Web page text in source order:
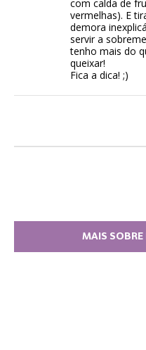
com calda de
vermelhas). E
demora
servir a
tenho mais do
queixar!
Fica a dica! ;)
MAIS